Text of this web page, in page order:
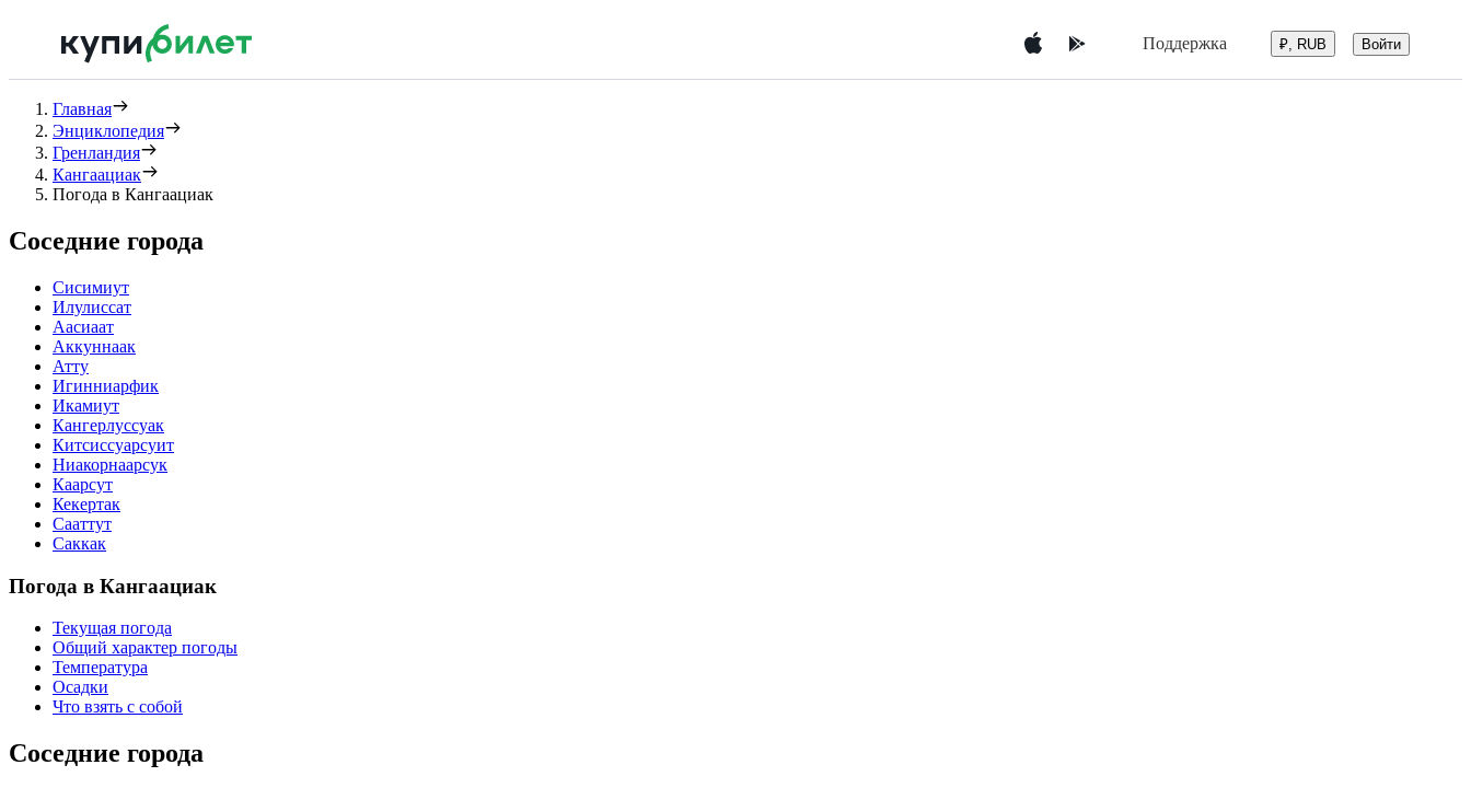
Поддержка ₽, RUB Войти
Главная
Энциклопедия
Гренландия
Кангаациак
Погода в Кангаациак
Соседние города
Сисимиут
Илулиссат
Аасиаат
Аккуннаак
Атту
Игинниарфик
Икамиут
Кангерлуссуак
Китсиссуарсуит
Ниакорнаарсук
Каарсут
Кекертак
Сааттут
Саккак
Погода в Кангаациак
Текущая погода
Общий характер погоды
Температура
Осадки
Что взять с собой
Соседние города